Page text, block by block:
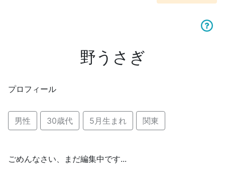
野うさぎ
プロフィール
男性 30歳代 5月生まれ 関東
ごめんなさい、まだ編集中です...